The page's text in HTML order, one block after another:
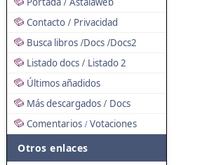
/
Contacto / Privacidad
Busca libros /Docs /Docs2
Listado docs / Listado 2
Últimos añadidos
Más descargados / Docs
Comentarios / Votaciones
Otros enlaces